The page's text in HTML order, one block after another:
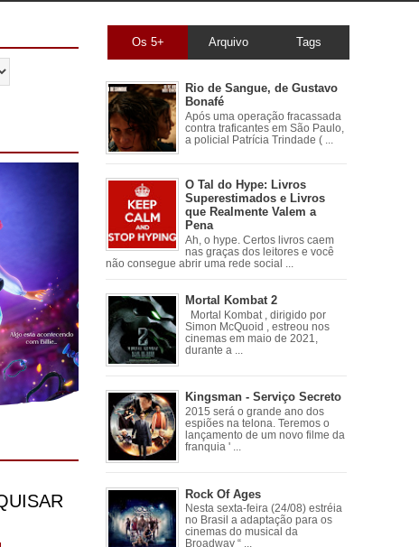
Os 5+ Arquivo Tags
Rio de Sangue, de Gustavo
Bonafé
Após uma operação fracassada
contra traficantes em São Paulo,
a policial Patrícia Trindade ( ...
O Tal do Hype: Livros
Superestimados e Livros
que Realmente Valem a
Pena
Ah, o hype. Certos livros caem
nas graças dos leitores e você
não consegue abrir uma rede social ...
Mortal Kombat 2
Mortal Kombat , dirigido por
Simon McQuoid , estreou nos
cinemas em maio de 2021,
durante a ...
Kingsman - Serviço Secreto
2015 será o grande ano dos
espiões na telona. Teremos o
lançamento de um novo filme da
franquia ' ...
Rock Of Ages
Nesta sexta-feira (24/08) estréia
no Brasil a adaptação para os
cinemas do musical da
Broadway “ ...